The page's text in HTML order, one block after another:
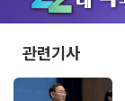
관련기사